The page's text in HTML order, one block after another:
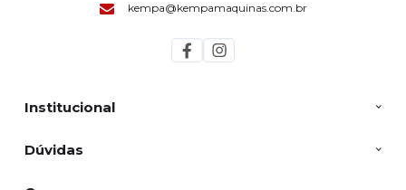
Institucional
Dúvidas
kempa@kempamaquinas.com.br